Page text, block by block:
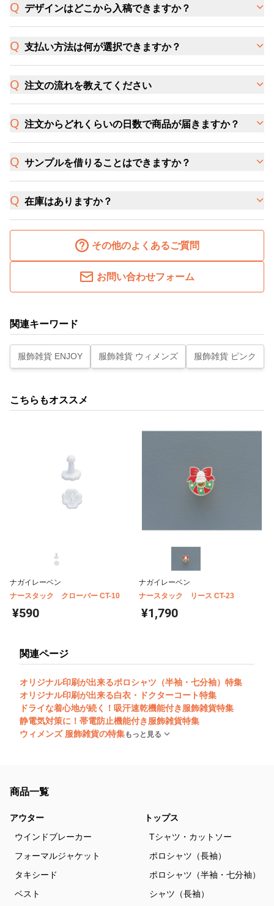
デザインはどこから入稿できますか？
支払い方法は何が選択できますか？
注文の流れを教えてください
注文からどれくらいの日数で商品が届きますか？
サンプルを借りることはできますか？
在庫はありますか？
その他のよくあるご質問
お問い合わせフォーム
関連キーワード
服飾雑貨 ENJOY 服飾雑貨 ウィメンズ 服飾雑貨 ピンク
こちらもオススメ
ナガイレーベン
ナースタック クローバー CT-10
¥590
ナガイレーベン
ナースタック リース CT-23
¥1,790
関連ページ
オリジナル印刷が出来るポロシャツ（半袖・七分袖）特集
オリジナル印刷が出来る白衣・ドクターコート特集
ドライな着心地が続く！吸汗速乾機能付き服飾雑貨特集
静電気対策に！帯電防止機能付き服飾雑貨特集
ウィメンズ 服飾雑貨の特集もっと見る
商品一覧
アウター
ウインドブレーカー
フォーマルジャケット
タキシード
ベスト
トップス
Tシャツ・カットソー
ポロシャツ（長袖）
ポロシャツ（半袖・七分袖）
シャツ（長袖）